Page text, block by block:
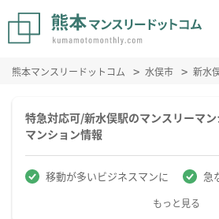
熊本マンスリードットコム 水俣市 新水
特急対応可/新水俣駅のマンスリーマ
マンション情報
移動が多いビジネスマンに 急
もっと見る